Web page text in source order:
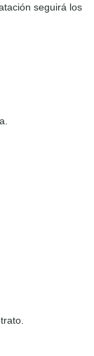
seguirá los